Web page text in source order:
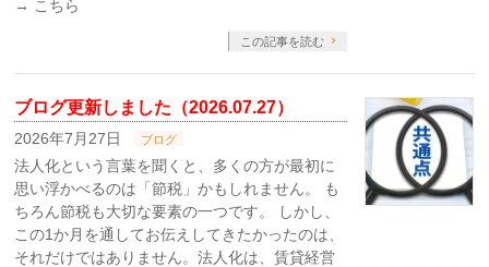
→ こちら
この記事を読む
ブログ更新しました（2026.07.27）
2026年7月27日 ブログ
法人化という言葉を聞くと、多くの方が最初に
思い浮かべるのは「節税」かもしれません。 も
ちろん節税も大切な要素の一つです。 しかし、
この1か月を通してお伝えしてきたかったのは、
それだけではありません。法人化は、賃貸経営